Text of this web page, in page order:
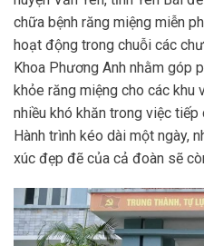
chữa bệnh răng miệng miễn
hoạt động trong chuỗi các
Khoa Phương Anh nhằm góp
khỏe răng miệng cho các khu
nhiều khó khăn trong việc
Hành trình kéo dài một ngày,
xúc đẹp đẽ của cả đoàn sẽ